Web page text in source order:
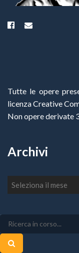
Tutte le opere
licenza Creative
Non opere derivate
Archivi
Archivi